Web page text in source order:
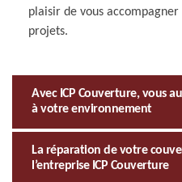
plaisir de vous
projets.
Avec ICP Couverture, vous
à votre environnement
La réparation de votre
l’entreprise ICP Couverture